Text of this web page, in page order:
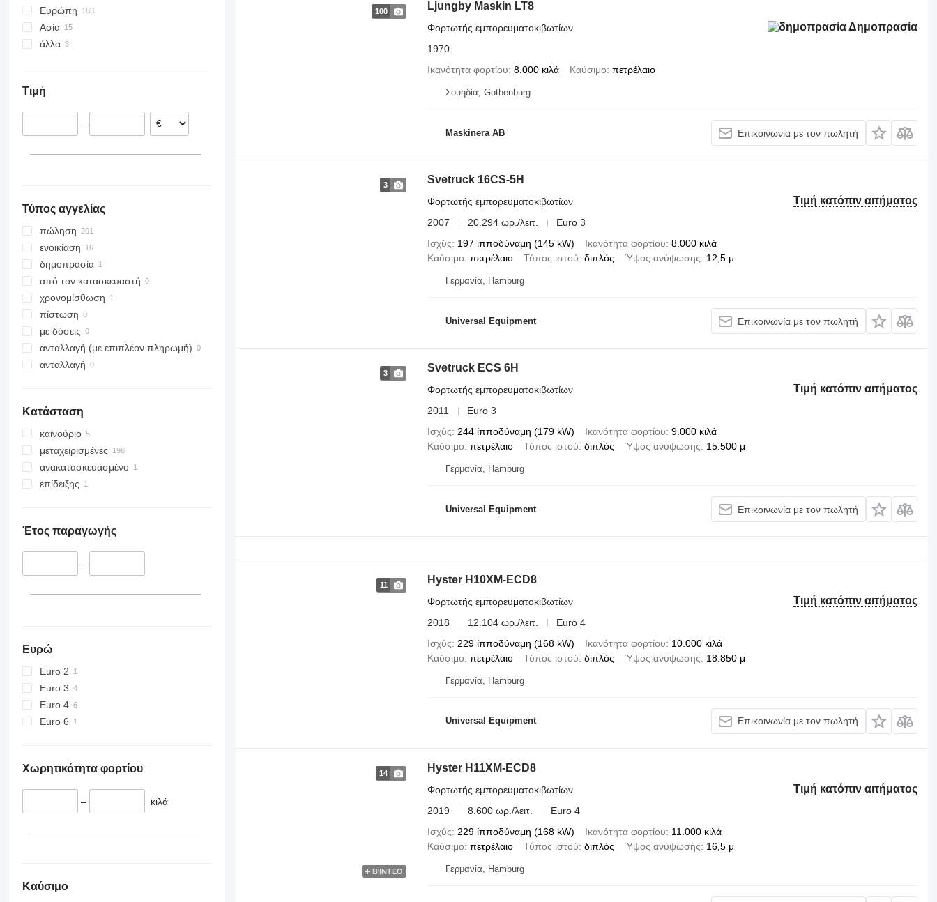
Ευρώπη
Αυστρία
Ισπανία
Ασία
άλλα
Τιμή
–
Τύπος αγγελίας
πώληση
ενοικίαση
δημοπρασία
από τον κατασκευαστή
χρονομίσθωση
πίστωση
με δόσεις
ανταλλαγή (με επιπλέον πληρωμή)
ανταλλαγή
Κατάσταση
καινούριο
μεταχειρισμένες
ανακατασκευασμένο
επίδειξης
Έτος παραγωγής
–
Ευρώ
Euro 2
Euro 3
Euro 4
Euro 6
Χωρητικότητα φορτίου
– κιλά
Καύσιμο
100
Ljungby Maskin LT8
Δημοπρασία
Φορτωτής εμπορευματοκιβωτίων
1970
Ικανότητα φορτίου 8.000 κιλά Καύσιμο πετρέλαιο
Σουηδία, Gothenburg
Maskinera AB Επικοινωνία με τον πωλητή
3
Svetruck 16CS-5H
Τιμή κατόπιν αιτήματος
Φορτωτής εμπορευματοκιβωτίων
2007
20.294 ωρ./λειτ.
Euro 3
Ισχύς
197 ίπποδύναμη (145 kW) Ικανότητα φορτίου 8.000 κιλά
Καύσιμο πετρέλαιο Τύπος ιστού διπλός Ύψος ανύψωσης 12,5 μ
Γερμανία, Hamburg
Universal Equipment Επικοινωνία με τον πωλητή
3
Svetruck ECS 6H
Τιμή κατόπιν αιτήματος
Φορτωτής εμπορευματοκιβωτίων
2011
Euro 3
Ισχύς
244 ίπποδύναμη (179 kW) Ικανότητα φορτίου 9.000 κιλά
Καύσιμο πετρέλαιο Τύπος ιστού διπλός Ύψος ανύψωσης 15.500 μ
Γερμανία, Hamburg
Universal Equipment Επικοινωνία με τον πωλητή
11
Hyster H10XM-ECD8
Τιμή κατόπιν αιτήματος
Φορτωτής εμπορευματοκιβωτίων
2018
12.104 ωρ./λειτ.
Euro 4
Ισχύς
229 ίπποδύναμη (168 kW) Ικανότητα φορτίου
10.000 κιλά
Καύσιμο πετρέλαιο Τύπος ιστού διπλός Ύψος ανύψωσης 18.850 μ
Γερμανία, Hamburg
Universal Equipment Επικοινωνία με τον πωλητή
14
ΒΊΝΤΕΟ
Hyster H11XM-ECD8
Τιμή κατόπιν αιτήματος
Φορτωτής εμπορευματοκιβωτίων
2019
8.600 ωρ./λειτ.
Euro 4
Ισχύς
229 ίπποδύναμη (168 kW) Ικανότητα φορτίου
11.000 κιλά
Καύσιμο πετρέλαιο Τύπος ιστού διπλός Ύψος ανύψωσης 16,5 μ
Γερμανία, Hamburg